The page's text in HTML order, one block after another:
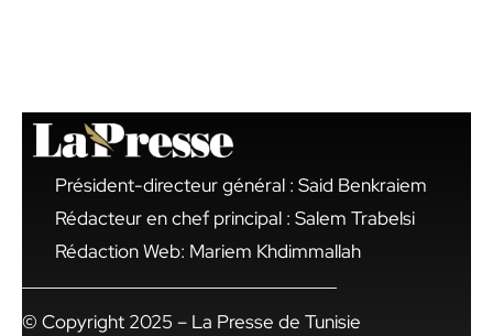
Président-directeur général : Said Benkraiem
Rédacteur en chef principal : Salem Trabelsi
Rédaction Web: Mariem Khdimmallah
© Copyright 2025 – La Presse de Tunisie